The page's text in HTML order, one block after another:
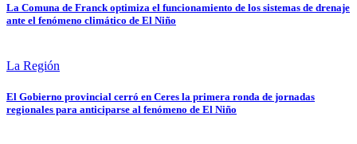
La Comuna de Franck optimiza el funcionamiento de los sistemas de drenaje
ante el fenómeno climático de El Niño
La Región
El Gobierno provincial cerró en Ceres la primera ronda de jornadas
regionales para anticiparse al fenómeno de El Niño